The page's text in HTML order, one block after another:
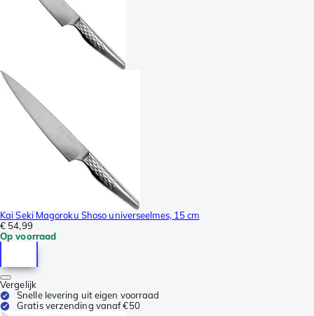
Kai Seki Magoroku Shoso universeelmes, 15 cm
€ 54,99
Op voorraad
Vergelijk
Snelle levering uit eigen voorraad
Gratis verzending vanaf €50